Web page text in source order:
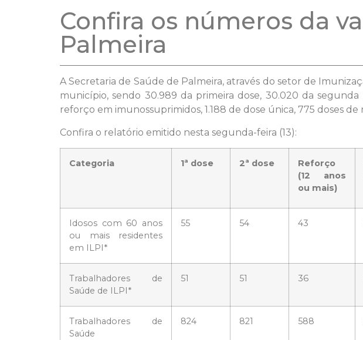
Confira os números da
Palmeira
A Secretaria de Saúde de Palmeira, através do setor de
município, sendo 30.989 da primeira dose, 30.020 da
reforço em imunossuprimidos, 1.188 de dose única, 775 doses
Confira o relatório emitido nesta segunda-feira (13):
Categoria 1ª dose 2ª dose
Reforço
(12 anos
ou mais)
Idosos com 60 anos
ou mais residentes
em ILPI*
55 54 43
Trabalhadores de
Saúde de ILPI*
51 51 36
Trabalhadores de
Saúde
824 821 588